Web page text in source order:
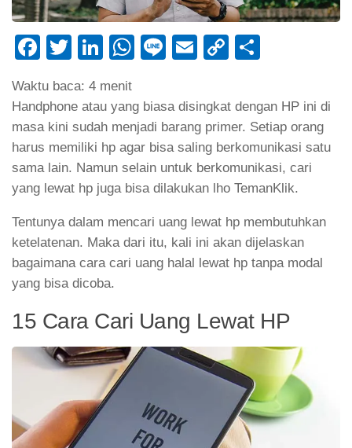
Facebook
TwitterLinkedIn
WhatsApp
LineEmailCopy
Waktu baca: 4 menit
Handphone atau yang biasa disingkat dengan HP ini di
masa kini sudah menjadi barang primer. Setiap orang
harus memiliki hp agar bisa saling berkomunikasi satu
sama lain. Namun selain untuk berkomunikasi, cari
yang lewat hp juga bisa dilakukan lho TemanKlik.
Tentunya dalam mencari uang lewat hp membutuhkan
ketelatenan. Maka dari itu, kali ini akan dijelaskan
bagaimana cara cari uang halal lewat hp tanpa modal
yang bisa dicoba.
15 Cara Cari Uang Lewat HP